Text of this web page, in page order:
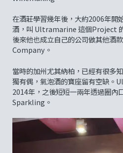
在酒莊學習幾年後，大約2006年開
酒，叫 Ultramarine 這個Project
後來他也成立自己的公司做其他酒
Company。
當時的加州尤其納柏，已經有很多
獨有偶，氣泡酒的寶座留有空缺
2014年，之後短短一兩年透過圈內
Sparkling。